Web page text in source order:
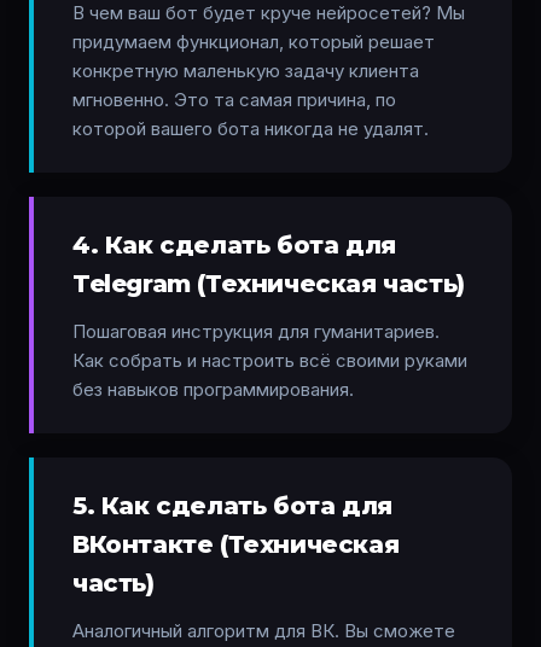
В чем ваш бот будет круче нейросетей? Мы
придумаем функционал, который решает
конкретную маленькую задачу клиента
мгновенно. Это та самая причина, по
которой вашего бота никогда не удалят.
4. Как сделать бота для
Telegram (Техническая часть)
Пошаговая инструкция для гуманитариев.
Как собрать и настроить всё своими руками
без навыков программирования.
5. Как сделать бота для
ВКонтакте (Техническая
часть)
Аналогичный алгоритм для ВК. Вы сможете